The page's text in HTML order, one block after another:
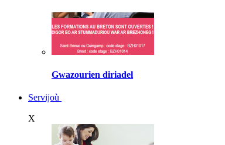
Gwazourien diriadel
Servijoù
X